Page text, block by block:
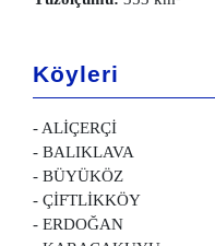
Köyleri
- ALİÇERÇİ
- BALIKLAVA
- BÜYÜKÖZ
- ÇİFTLİKKÖY
- ERDOĞAN